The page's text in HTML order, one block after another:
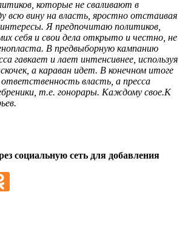
которые не сваливают в
всю вину на власть, яростно отстаивая
интересы. Я предпочитаю политиков,
себя и свои дела открыто и честно, не
В предвыборную кампанию
гавкает и лает интенсивнее, используя
а караван идет. В конечном итоге
власть, а пресса
т.е. гонорары. Каждому свое.К
социальную сеть для добавления